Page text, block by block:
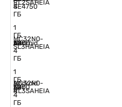
RL2SAHEIA
4
ГБ
SE4750
MC32N0-
SL3HAHEIA
Нет
Android
1
ГБ
/
4
ГБ
38
1D
5200
MC32N0-
RL3SAHEIA
Нет
Android
4
1
ГБ
/
4
ГБ
38
1D
5200